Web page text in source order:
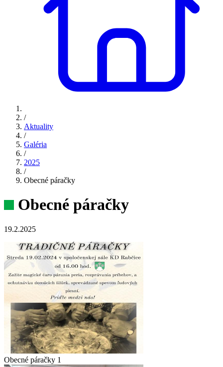
/
Aktuality
/
Galéria
/
2025
/
Obecné páračky
Obecné páračky
19.2.2025
Obecné páračky 1